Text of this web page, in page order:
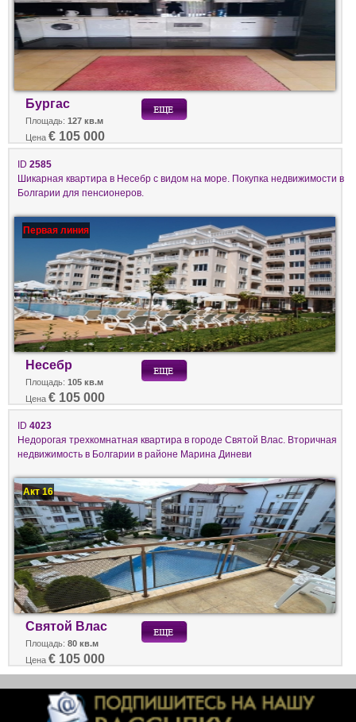
Бургас
Площадь: 127 кв.м
Цена € 105 000
ID 2585
Шикарная квартира в Несебр с видом на море. Покупка недвижимости в
Болгарии для пенсионеров.
Первая линия
Несебр
Площадь: 105 кв.м
Цена € 105 000
ID 4023
Недорогая трехкомнатная квартира в городе Святой Влас. Вторичная
недвижимость в Болгарии в районе Марина Диневи
Акт 16
Святой Влас
Площадь: 80 кв.м
Цена € 105 000